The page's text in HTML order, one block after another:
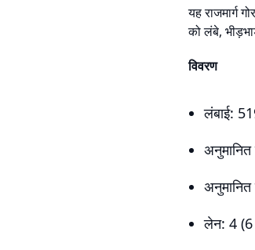
यह राजमार्ग
को लंबे,
विवरण
लंबाई:
अनुमानित
लेन: 4 (6